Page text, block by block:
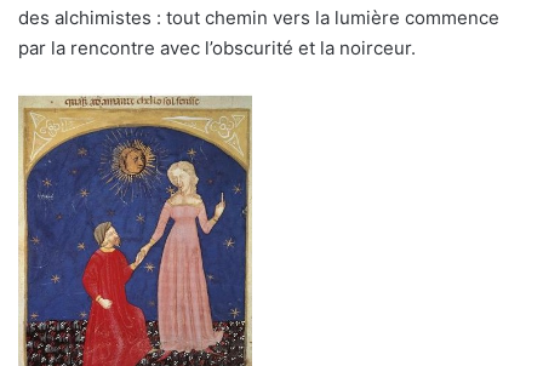
des alchimistes : tout chemin vers la lumière commence
par la rencontre avec l’obscurité et la noirceur.